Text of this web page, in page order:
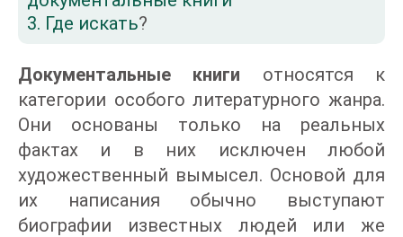
3. Где искать?
Документальные книги относятся к
категории особого литературного жанра.
Они основаны только на реальных
фактах и в них исключен любой
художественный вымысел. Основой для
их написания обычно выступают
биографии известных людей или же